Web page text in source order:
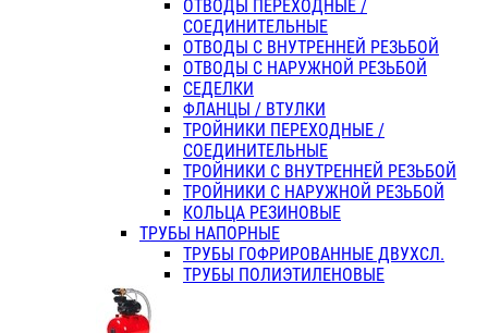
ОТВОДЫ ПЕРЕХОДНЫЕ /
СОЕДИНИТЕЛЬНЫЕ
ОТВОДЫ С ВНУТРЕННЕЙ РЕЗЬБОЙ
ОТВОДЫ С НАРУЖНОЙ РЕЗЬБОЙ
СЕДЕЛКИ
ФЛАНЦЫ / ВТУЛКИ
ТРОЙНИКИ ПЕРЕХОДНЫЕ /
СОЕДИНИТЕЛЬНЫЕ
ТРОЙНИКИ С ВНУТРЕННЕЙ РЕЗЬБОЙ
ТРОЙНИКИ С НАРУЖНОЙ РЕЗЬБОЙ
КОЛЬЦА РЕЗИНОВЫЕ
ТРУБЫ НАПОРНЫЕ
ТРУБЫ ГОФРИРОВАННЫЕ ДВУХСЛ.
ТРУБЫ ПОЛИЭТИЛЕНОВЫЕ